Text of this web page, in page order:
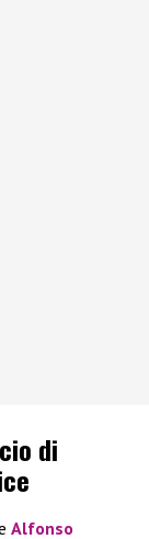
di
Alfonso